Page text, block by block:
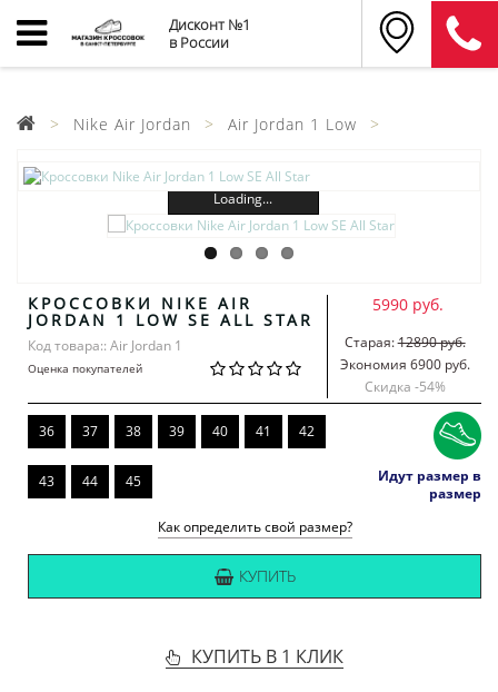
Дисконт №1
в России
Nike Air Jordan Air Jordan 1 Low
Loading...
КРОССОВКИ NIKE AIR
JORDAN 1 LOW SE ALL STAR
Код товара:: Air Jordan 1
Оценка покупателей
5990 руб.
Старая:12890 руб.
Экономия 6900 руб.
Скидка -54%
36 37 38 39 40 41 42
43 44 45
Идут размер в
размер
Как определить свой размер?
КУПИТЬ
КУПИТЬ В 1 КЛИК